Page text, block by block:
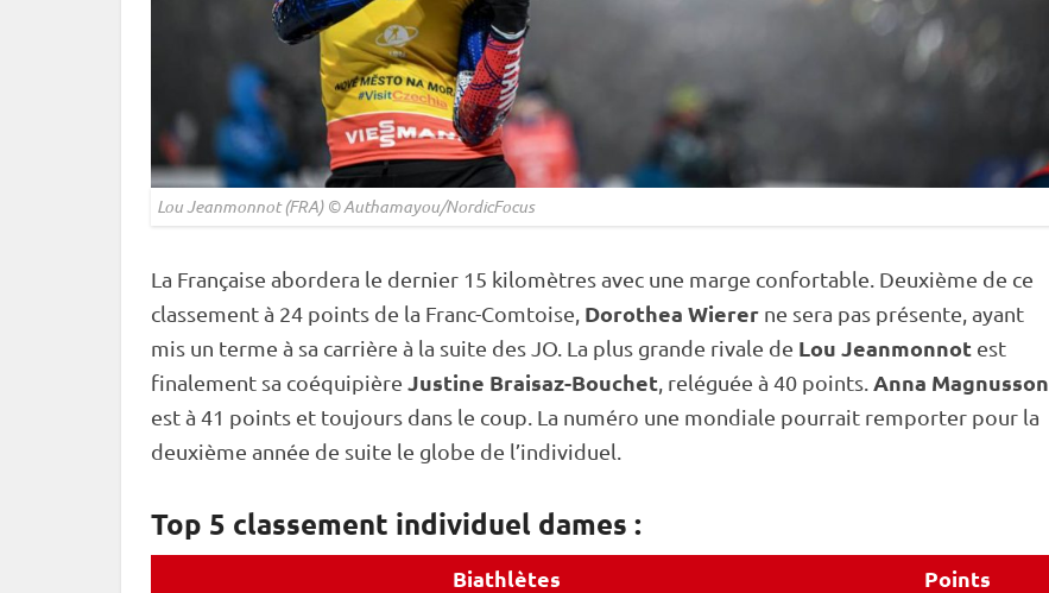
Lou Jeanmonnot (FRA) © Authamayou/NordicFocus
La Française abordera le dernier 15 kilomètres avec une marge confortable. Deuxième de ce
classement à 24 points de la Franc-Comtoise, Dorothea Wierer ne sera pas présente, ayant
mis un terme à sa carrière à la suite des JO. La plus grande rivale de Lou Jeanmonnot est
finalement sa coéquipière Justine Braisaz-Bouchet , reléguée à 40 points. Anna Magnusson
est à 41 points et toujours dans le coup. La numéro une mondiale pourrait remporter pour la
deuxième année de suite le globe de l’individuel
Top 5 classement individuel dames :
Biathlètes Points